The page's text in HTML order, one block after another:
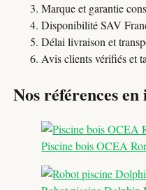
Marque et garantie
Disponibilité SAV
Délai livraison et
Avis clients vérifiés et
Nos références en
Piscine bois OCEA